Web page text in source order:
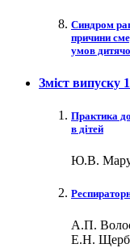
Синдром
причини
умов
Зміст випуску
Практика
в дітей
Ю.В.
А.П.
Е.Н.